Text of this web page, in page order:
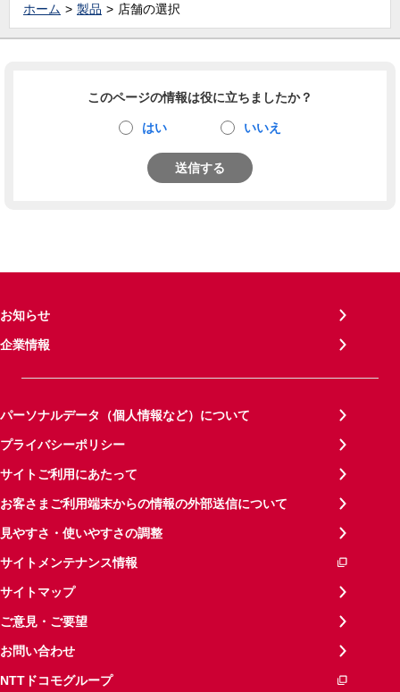
ホーム 製品 店舗の選択
このページの情報は役に立ちましたか？
はい いいえ
送信する
お知らせ
企業情報
パーソナルデータ（個人情報など）について
プライバシーポリシー
サイトご利用にあたって
お客さまご利用端末からの情報の外部送信について
見やすさ・使いやすさの調整
サイトメンテナンス情報
サイトマップ
ご意見・ご要望
お問い合わせ
NTTドコモグループ